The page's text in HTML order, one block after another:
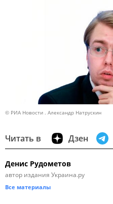
© РИА Новости . Александр Натрускин
Читать в Дзен
Денис Рудометов
автор издания Украина.ру
Все материалы